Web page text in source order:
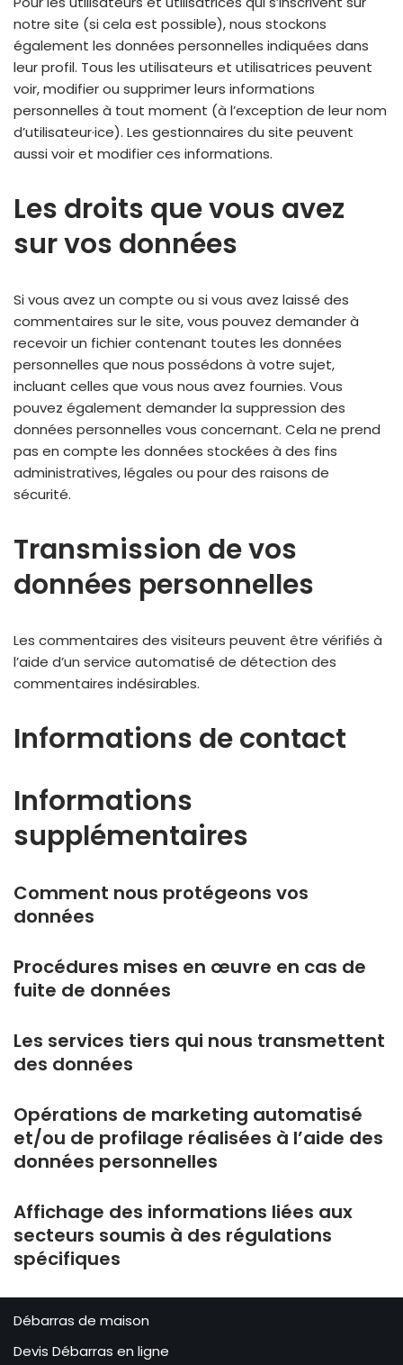
notre site (si cela est possible), nous stockons
également les données personnelles indiquées dans
leur profil. Tous les utilisateurs et utilisatrices peuvent
voir, modifier ou supprimer leurs informations
personnelles à tout moment (à l’exception de leur nom
d’utilisateur·ice). Les gestionnaires du site peuvent
aussi voir et modifier ces informations.
Les droits que vous avez
sur vos données
Si vous avez un compte ou si vous avez laissé des
commentaires sur le site, vous pouvez demander à
recevoir un fichier contenant toutes les données
personnelles que nous possédons à votre sujet,
incluant celles que vous nous avez fournies. Vous
pouvez également demander la suppression des
données personnelles vous concernant. Cela ne prend
pas en compte les données stockées à des fins
administratives, légales ou pour des raisons de
sécurité.
Transmission de vos
données personnelles
Les commentaires des visiteurs peuvent être vérifiés à
l’aide d’un service automatisé de détection des
commentaires indésirables.
Informations de contact
Informations
supplémentaires
Comment nous protégeons vos
données
Procédures mises en œuvre en cas de
fuite de données
Les services tiers qui nous transmettent
des données
Opérations de marketing automatisé
et/ou de profilage réalisées à l’aide des
données personnelles
Affichage des informations liées aux
secteurs soumis à des régulations
spécifiques
Débarras de maison
Devis Débarras en ligne